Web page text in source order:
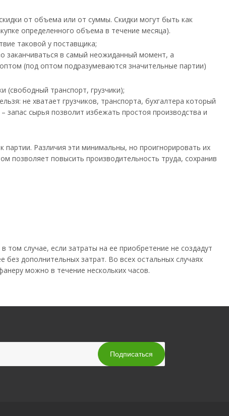
от объема или от суммы. Скидки могут быть как
определенного объема в течение месяца).
таковой у поставщика;
заканчиваться в самый неожиданный момент, а
(под оптом подразумеваются значительные партии)
(свободный транспорт, грузчики);
не хватает грузчиков, транспорта, бухгалтера который
сырья позволит избежать простоя производства и
Различия эти минимальны, но проигнорировать их
позволяет повысить производительность труда, сохранив
случае, если затраты на ее приобретение не создадут
дополнительных затрат. Во всех остальных случаях
можно в течение нескольких часов.